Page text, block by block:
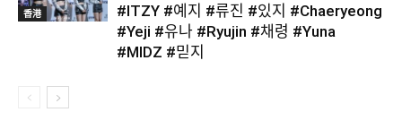
香港
#ITZY #예지 #류진 #있지 #Chaeryeong
#Yeji #유나 #Ryujin #채령 #Yuna
#MIDZ #믿지